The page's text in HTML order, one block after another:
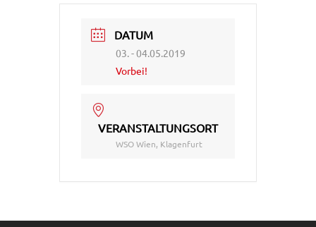
DATUM
03. - 04.05.2019
Vorbei!
VERANSTALTUNGSORT
WSO Wien, Klagenfurt